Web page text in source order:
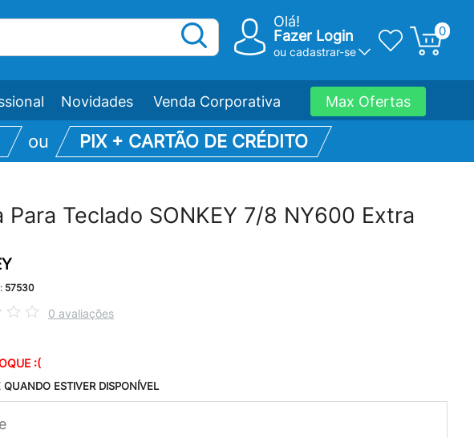
Olá!
Fazer Login
ou cadastrar-se
0
Novidades Venda Corporativa Max Ofertas
ou PIX + CARTÃO DE CRÉDITO
Para Teclado SONKEY 7/8 NY600 Extra
57530
0 avaliações
:(
ESTIVER DISPONÍVEL